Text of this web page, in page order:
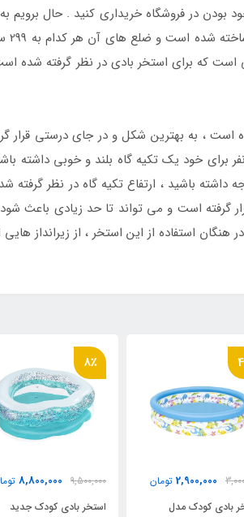
در فروشگاه خریداری کنید . حال برویم
است که برای استخر بادی در نظر گرفته
است ، به بهترین شکل و در جای درستی قرار
برای خود یک تکیه گاه بلند و خوبی
سانتی متر است که باید توجه داشته باشید ، ارتفاع
گرفته است و می تواند تا حد زیادی باعث
استفاده از این استخر ، از زیرانداز هایی
9,500,000
8,800,000
تومان
استخر بادی کودک جدید
2,900,000